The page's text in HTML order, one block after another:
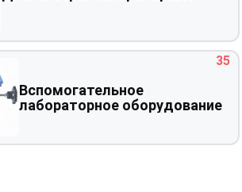
Вспомогательное
лабораторное оборудование
35